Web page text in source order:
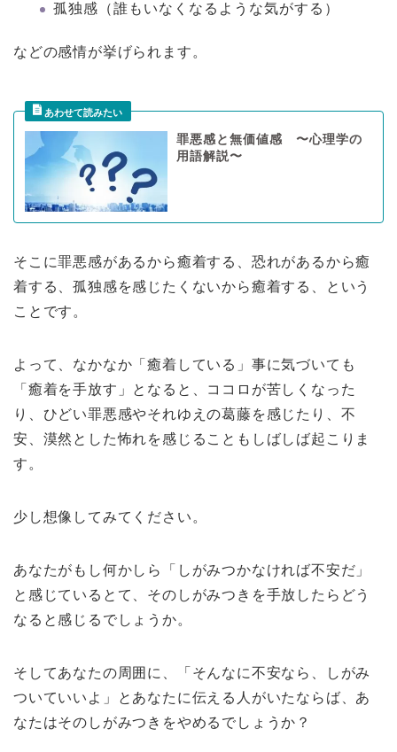
孤独感（誰もいなくなるような気がする）
などの感情が挙げられます。
罪悪感と無価値感 〜心理学の
用語解説〜
そこに罪悪感があるから癒着する、恐れがあるから癒
着する、孤独感を感じたくないから癒着する、という
ことです。
よって、なかなか「癒着している」事に気づいても
「癒着を手放す」となると、ココロが苦しくなった
り、ひどい罪悪感やそれゆえの葛藤を感じたり、不
安、漠然とした怖れを感じることもしばしば起こりま
す。
少し想像してみてください。
あなたがもし何かしら「しがみつかなければ不安だ」
と感じているとて、そのしがみつきを手放したらどう
なると感じるでしょうか。
そしてあなたの周囲に、「そんなに不安なら、しがみ
ついていいよ」とあなたに伝える人がいたならば、あ
なたはそのしがみつきをやめるでしょうか？